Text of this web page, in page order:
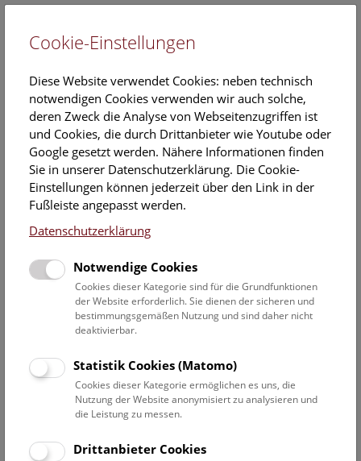
EN
Veranstaltungskalender
Informationen zu Gruppen,- Kindergarten- und
Schulprogrammen finden Siehier
Datumsfilter
1.3.2021
Datum auswählen
Erweiterte Suche
Filter zurücksetzen
Cookie-Einstellungen
Diese Website verwendet Cookies: neben technisch
notwendigen Cookies verwenden wir auch solche,
deren Zweck die Analyse von Webseitenzugriffen ist
und Cookies, die durch Drittanbieter wie Youtube oder
Google gesetzt werden. Nähere Informationen finden
Sie in unserer Datenschutzerklärung. Die Cookie-
Einstellungen können jederzeit über den Link in der
Fußleiste angepasst werden.
Datenschutzerklärung
Notwendige Cookies
Cookies dieser Kategorie sind für die Grundfunktionen
der Website erforderlich. Sie dienen der sicheren und
bestimmungsgemäßen Nutzung und sind daher nicht
deaktivierbar.
Statistik Cookies (Matomo)
Cookies dieser Kategorie ermöglichen es uns, die
Nutzung der Website anonymisiert zu analysieren und
die Leistung zu messen.
Drittanbieter Cookies